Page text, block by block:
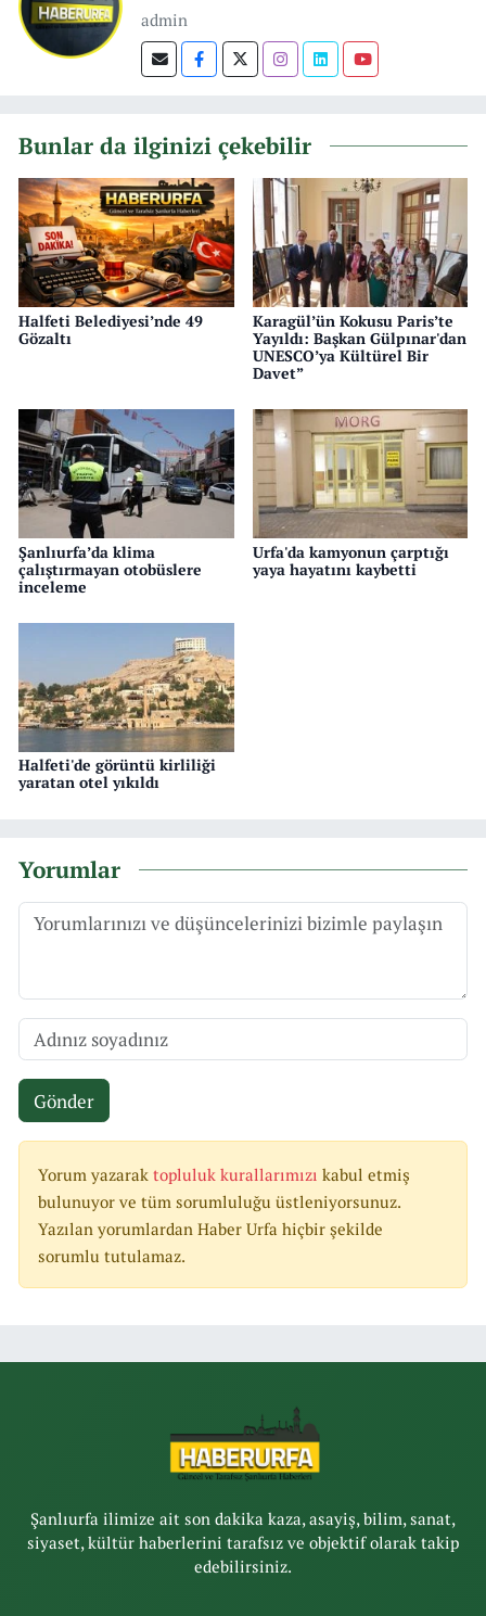
admin
Bunlar da ilginizi çekebilir
Halfeti Belediyesi’nde 49
Gözaltı
Karagül’ün Kokusu Paris’te
Yayıldı: Başkan Gülpınar'dan
UNESCO’ya Kültürel Bir
Davet”
Şanlıurfa’da klima
çalıştırmayan otobüslere
inceleme
Urfa'da kamyonun çarptığı
yaya hayatını kaybetti
Halfeti'de görüntü kirliliği
yaratan otel yıkıldı
Yorumlar
Gönder
Yorum yazarak topluluk kurallarımızı kabul etmiş
bulunuyor ve tüm sorumluluğu üstleniyorsunuz.
Yazılan yorumlardan Haber Urfa hiçbir şekilde
sorumlu tutulamaz.
Şanlıurfa ilimize ait son dakika kaza, asayiş, bilim, sanat,
siyaset, kültür haberlerini tarafsız ve objektif olarak takip
edebilirsiniz.